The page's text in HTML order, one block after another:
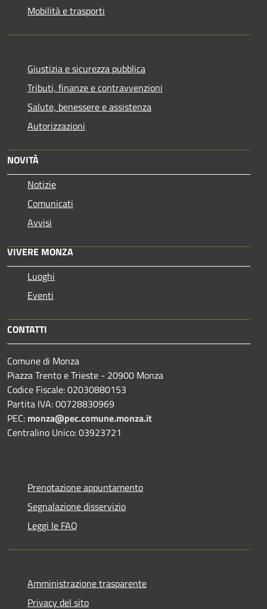
Mobilità e trasporti
Giustizia e sicurezza pubblica
Tributi, finanze e contravvenzioni
Salute, benessere e assistenza
Autorizzazioni
NOVITÀ
Notizie
Comunicati
Avvisi
VIVERE MONZA
Luoghi
Eventi
CONTATTI
Comune di Monza
Piazza Trento e Trieste - 20900 Monza
Codice Fiscale: 02030880153
Partita IVA: 00728830969
PEC: monza@pec.comune.monza.it
Centralino Unico: 03923721
Prenotazione appuntamento
Segnalazione disservizio
Leggi le FAQ
Amministrazione trasparente
Privacy del sito